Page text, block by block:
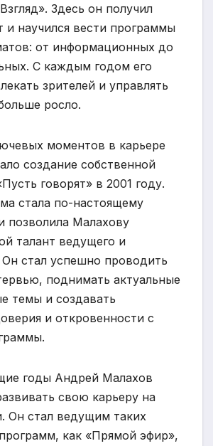
Здесь он получил
и научился вести программы
от информационных до
С каждым годом его
зрителей и управлять
росло.
моментов в карьере
создание собственной
говорят» в 2001 году.
стала по-настоящему
позволила Малахову
талант ведущего и
стал успешно проводить
поднимать актуальные
темы и создавать
и откровенности с
годы Андрей Малахов
свою карьеру на
Он стал ведущим таких
как «Прямой эфир»,